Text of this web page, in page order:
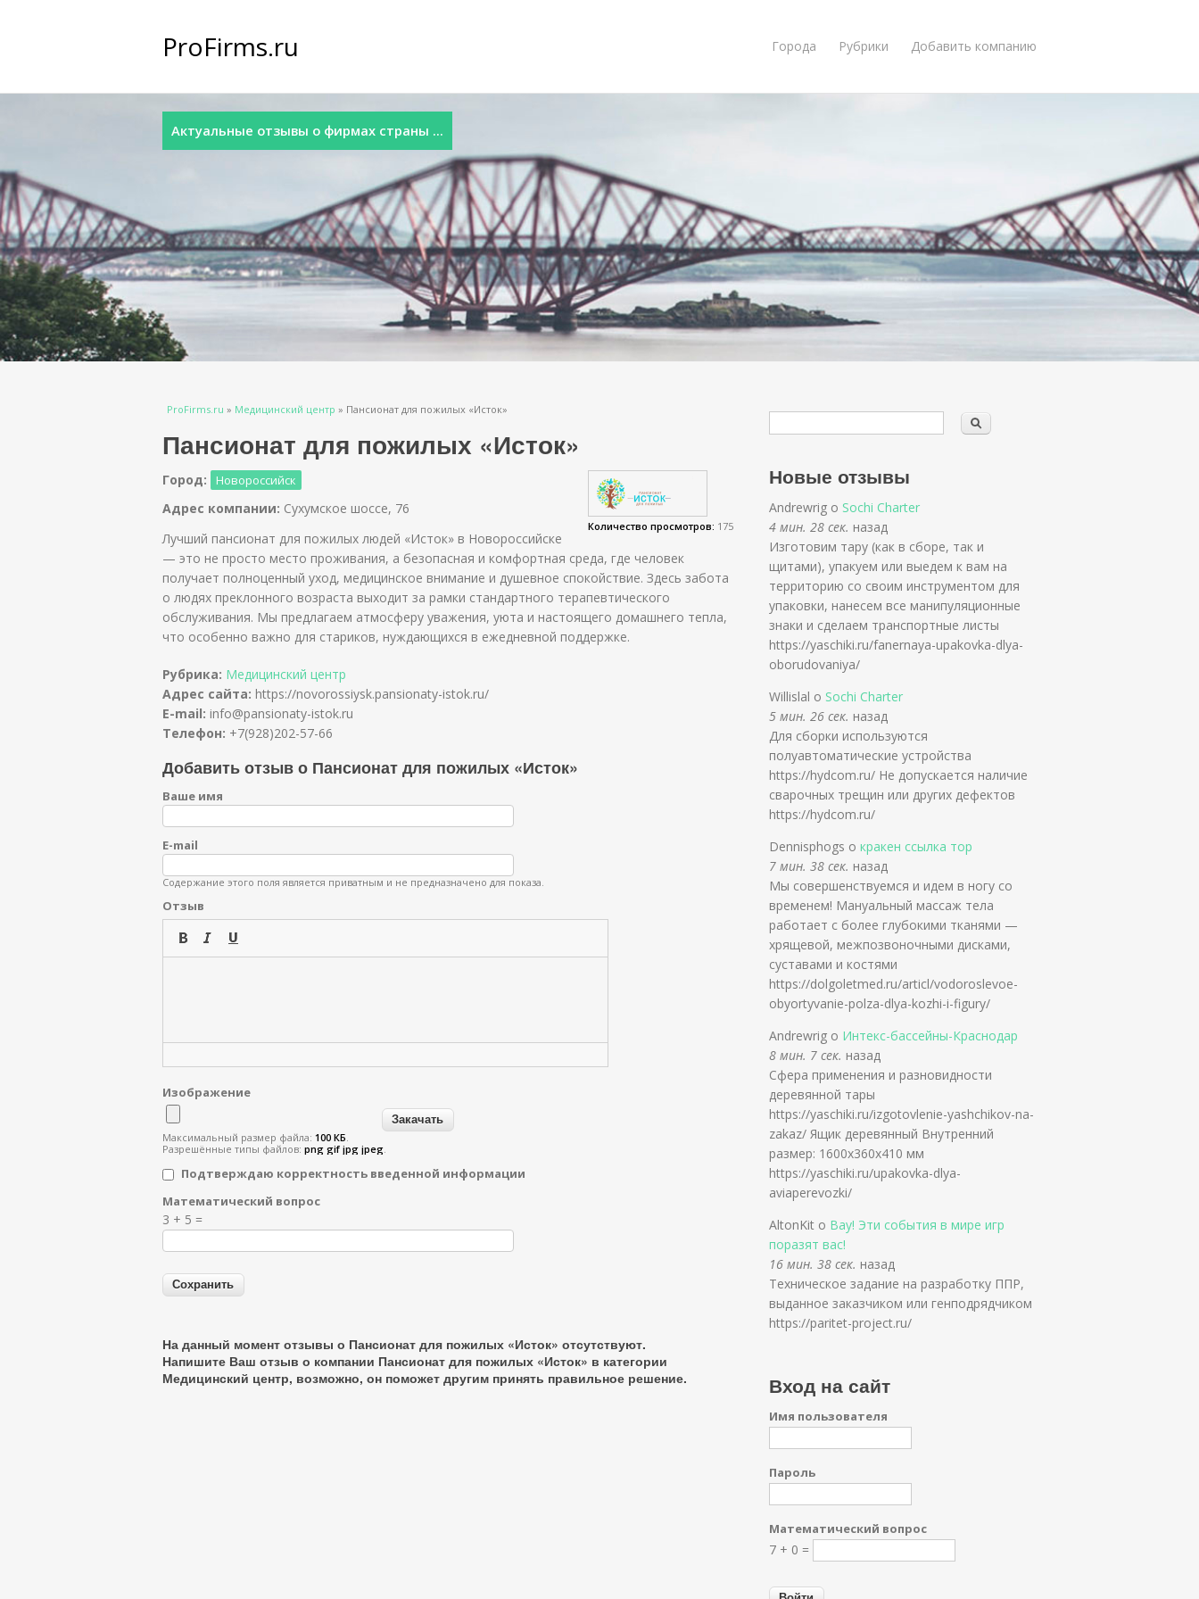
ProFirms.ru Города Рубрики Добавить компанию
Актуальные отзывы о фирмах страны ...
Вы здесь
ProFirms.ru » Медицинский центр » Пансионат для пожилых «Исток»
Пансионат для пожилых «Исток»
Количество просмотров: 175
Город: Новороссийск
Адрес компании: Сухумское шоссе, 76
Лучший пансионат для пожилых людей «Исток» в Новороссийске
— это не просто место проживания, а безопасная и комфортная среда, где человек
получает полноценный уход, медицинское внимание и душевное спокойствие. Здесь забота
о людях преклонного возраста выходит за рамки стандартного терапевтического
обслуживания. Мы предлагаем атмосферу уважения, уюта и настоящего домашнего тепла,
что особенно важно для стариков, нуждающихся в ежедневной поддержке.
Рубрика: Медицинский центр
Адрес сайта: https://novorossiysk.pansionaty-istok.ru/
E-mail: info@pansionaty-istok.ru
Телефон: +7(928)202-57-66
Добавить отзыв о Пансионат для пожилых «Исток»
Ваше имя
E-mail
Содержание этого поля является приватным и не предназначено для показа.
Отзыв
Изображение
Максимальный размер файла: 100 КБ.
Разрешённые типы файлов: png gif jpg jpeg.
Подтверждаю корректность введенной информации
Я спамер
Математический вопрос
3 + 5 =
На данный момент отзывы о Пансионат для пожилых «Исток» отсутствуют.
Напишите Ваш отзыв о компании Пансионат для пожилых «Исток» в категории
Медицинский центр, возможно, он поможет другим принять правильное решение.
Новые отзывы
Andrewrig о Sochi Charter
4 мин. 28 сек. назад
Изготовим тару (как в сборе, так и
щитами), упакуем или выедем к вам на
территорию со своим инструментом для
упаковки, нанесем все манипуляционные
знаки и сделаем транспортные листы
https://yaschiki.ru/fanernaya-upakovka-dlya-
oborudovaniya/
Willislal о Sochi Charter
5 мин. 26 сек. назад
Для сборки используются
полуавтоматические устройства
https://hydcom.ru/ Не допускается наличие
сварочных трещин или других дефектов
https://hydcom.ru/
Dennisphogs о кракен ссылка тор
7 мин. 38 сек. назад
Мы совершенствуемся и идем в ногу со
временем! Мануальный массаж тела
работает с более глубокими тканями —
хрящевой, межпозвоночными дисками,
суставами и костями
https://dolgoletmed.ru/articl/vodoroslevoe-
obyortyvanie-polza-dlya-kozhi-i-figury/
Andrewrig о Интекс-бассейны-Краснодар
8 мин. 7 сек. назад
Сфера применения и разновидности
деревянной тары
https://yaschiki.ru/izgotovlenie-yashchikov-na-
zakaz/ Ящик деревянный Внутренний
размер: 1600х360х410 мм
https://yaschiki.ru/upakovka-dlya-
aviaperevozki/
AltonKit о Вау! Эти события в мире игр
поразят вас!
16 мин. 38 сек. назад
Техническое задание на разработку ППР,
выданное заказчиком или генподрядчиком
https://paritet-project.ru/
Вход на сайт
Имя пользователя
Пароль
Математический вопрос
7 + 0 =